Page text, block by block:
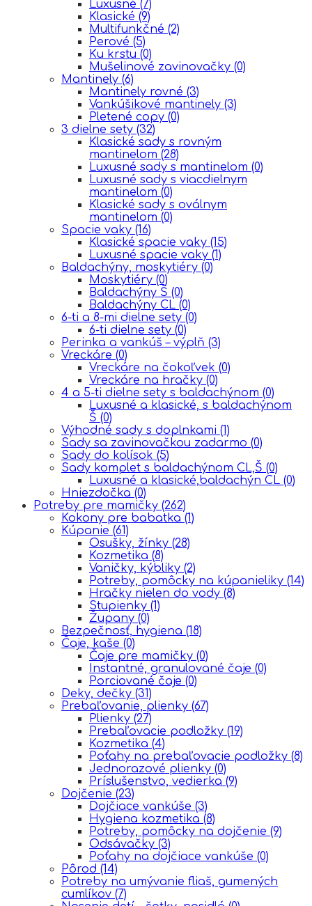
Luxusné (7)
Klasické (9)
Multifunkčné (2)
Perové (5)
Ku krstu (0)
Mušelinové zavinovačky (0)
Mantinely (6)
Mantinely rovné (3)
Vankúšikové mantinely (3)
Pletené copy (0)
3 dielne sety (32)
Klasické sady s rovným
mantinelom (28)
Luxusné sady s mantinelom (0)
Luxusné sady s viacdielnym
mantinelom (0)
Klasické sady s oválnym
mantinelom (0)
Spacie vaky (16)
Klasické spacie vaky (15)
Luxusné spacie vaky (1)
Baldachýny, moskytiéry (0)
Moskytiéry (0)
Baldachýny Š (0)
Baldachýny CL (0)
6-ti a 8-mi dielne sety (0)
6-ti dielne sety (0)
Perinka a vankúš – výplň (3)
Vreckáre (0)
Vreckáre na čokoľvek (0)
Vreckáre na hračky (0)
4 a 5-ti dielne sety s baldachýnom (0)
Luxusné a klasické, s baldachýnom
Š (0)
Výhodné sady s doplnkami (1)
Sady sa zavinovačkou zadarmo (0)
Sady do kolísok (5)
Sady komplet s baldachýnom CL,Š (0)
Luxusné a klasické,baldachýn CL (0)
Hniezdočka (0)
Potreby pre mamičky (262)
Kokony pre babatka (1)
Kúpanie (61)
Osušky, žínky (28)
Kozmetika (8)
Vaničky, kýbliky (2)
Potreby, pomôcky na kúpanieliky (14)
Hračky nielen do vody (8)
Stupienky (1)
Župany (0)
Bezpečnosť, hygiena (18)
Čaje, kaše (0)
Čaje pre mamičky (0)
Instantné, granulované čaje (0)
Porciované čaje (0)
Deky, dečky (31)
Prebaľovanie, plienky (67)
Plienky (27)
Prebaľovacie podložky (19)
Kozmetika (4)
Poťahy na prebaľovacie podložky (8)
Jednorazové plienky (0)
Príslušenstvo, vedierka (9)
Dojčenie (23)
Dojčiace vankúše (3)
Hygiena kozmetika (8)
Potreby, pomôcky na dojčenie (9)
Odsávačky (3)
Poťahy na dojčiace vankúše (0)
Pôrod (14)
Potreby na umývanie fliaš, gumených
cumlíkov (7)